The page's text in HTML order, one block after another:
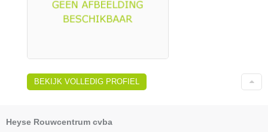
BEKIJK VOLLEDIG PROFIEL
Heyse Rouwcentrum cvba